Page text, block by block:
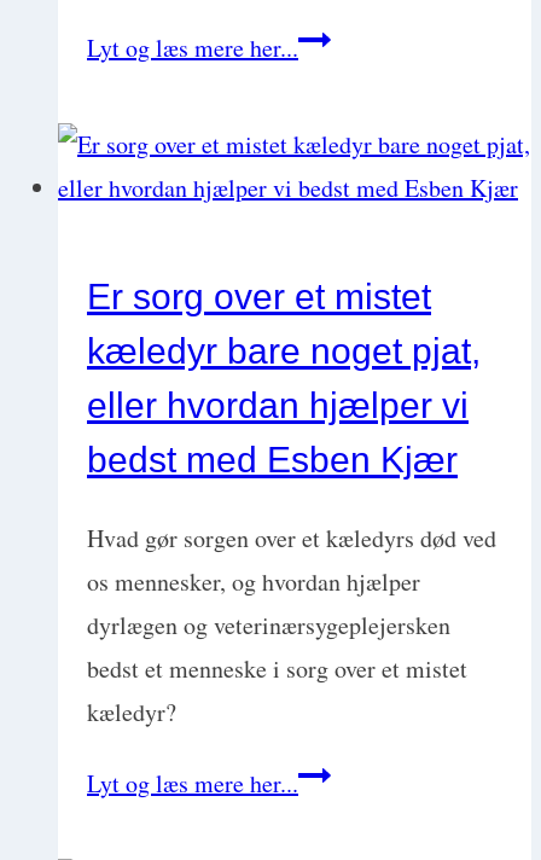
Lyt og læs mere her...Pyometra
hund
–
usual,
eller
kan
du
gøre
Er sorg over et mistet
kæledyr bare noget pjat,
eller hvordan hjælper vi
bedst med Esben Kjær
Hvad gør sorgen over et kæledyrs død ved
os mennesker, og hvordan hjælper
dyrlægen og veterinærsygeplejersken
bedst et menneske i sorg over et mistet
kæledyr?
Lyt og læs mere her...Er